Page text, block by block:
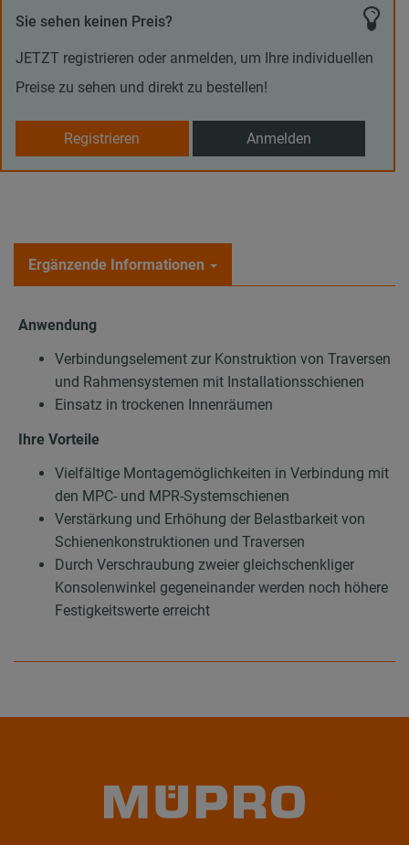
Sie sehen keinen Preis?
JETZT registrieren oder anmelden, um Ihre individuellen
Preise zu sehen und direkt zu bestellen!
Registrieren Anmelden
Ergänzende Informationen
Anwendung
Verbindungselement zur Konstruktion von Traversen
und Rahmensystemen mit Installationsschienen
Einsatz in trockenen Innenräumen
Ihre Vorteile
Vielfältige Montagemöglichkeiten in Verbindung mit
den MPC- und MPR-Systemschienen
Verstärkung und Erhöhung der Belastbarkeit von
Schienenkonstruktionen und Traversen
Durch Verschraubung zweier gleichschenkliger
Konsolenwinkel gegeneinander werden noch höhere
Festigkeitswerte erreicht